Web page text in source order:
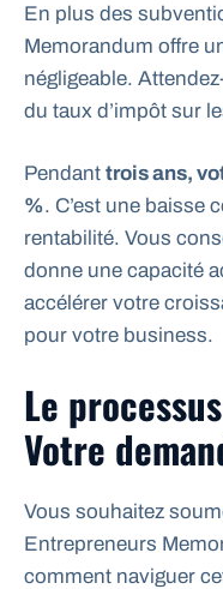
En plus des
Memorandum offre
négligeable.
du taux d’impôt sur
Pendant trois ans,
%. C’est une baisse
rentabilité. Vous
donne une capacité
accélérer votre
pour votre business.
Le
Votre
Vous souhaitez
Entrepreneurs
comment naviguer